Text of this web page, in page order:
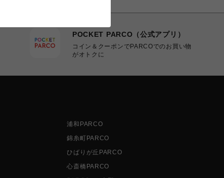
POCKET PARCO（公式アプリ）
コイン＆クーポンでPARCOでのお買い物
がオトクに
浦和PARCO
錦糸町PARCO
ひばりが丘PARCO
心斎橋PARCO